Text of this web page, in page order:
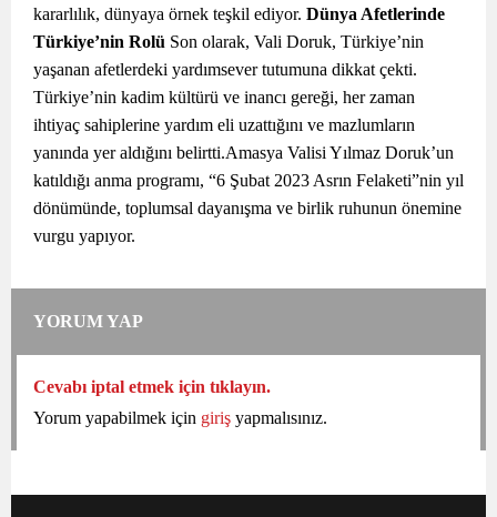
kararlılık, dünyaya örnek teşkil ediyor. Dünya Afetlerinde
Türkiye’nin Rolü Son olarak, Vali Doruk, Türkiye’nin
yaşanan afetlerdeki yardımsever tutumuna dikkat çekti.
Türkiye’nin kadim kültürü ve inancı gereği, her zaman
ihtiyaç sahiplerine yardım eli uzattığını ve mazlumların
yanında yer aldığını belirtti.Amasya Valisi Yılmaz Doruk’un
katıldığı anma programı, “6 Şubat 2023 Asrın Felaketi”nin yıl
dönümünde, toplumsal dayanışma ve birlik ruhunun önemine
vurgu yapıyor.
YORUM YAP
Cevabı iptal etmek için tıklayın.
Yorum yapabilmek için giriş yapmalısınız.